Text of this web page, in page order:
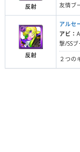
反射 友情ブ
反射
アルセ
アビ：
撃/SSブ
２つの